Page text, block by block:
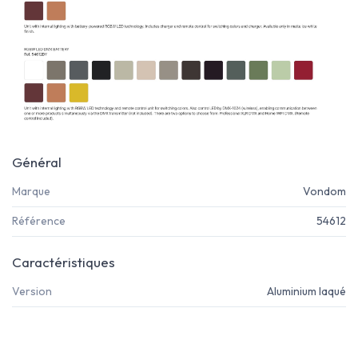
Général
Marque Vondom
Référence 54612
Caractéristiques
Version Aluminium laqué